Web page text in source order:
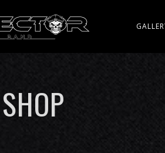
SHOP